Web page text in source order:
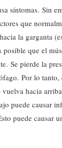
síntomas. Sin
que
la garganta
que el
Se pierde la
Por lo tanto,
vuelva hacia
puede causar
puede causar